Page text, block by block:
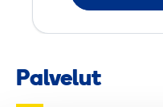
s
u
Palvelut